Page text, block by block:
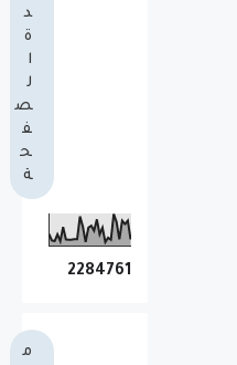
د
ة
ا
ل
ص
ف
ح
ة
2284761
م